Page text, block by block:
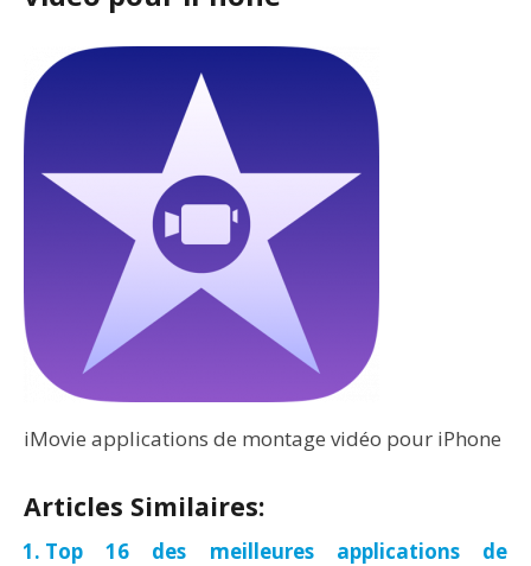
iMovie applications de montage vidéo pour iPhone
Articles Similaires:
Top 16 des meilleures applications de